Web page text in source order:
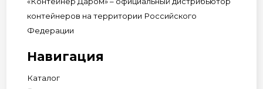
контейнеров на территории Российского
Федерации
Навигация
Каталог